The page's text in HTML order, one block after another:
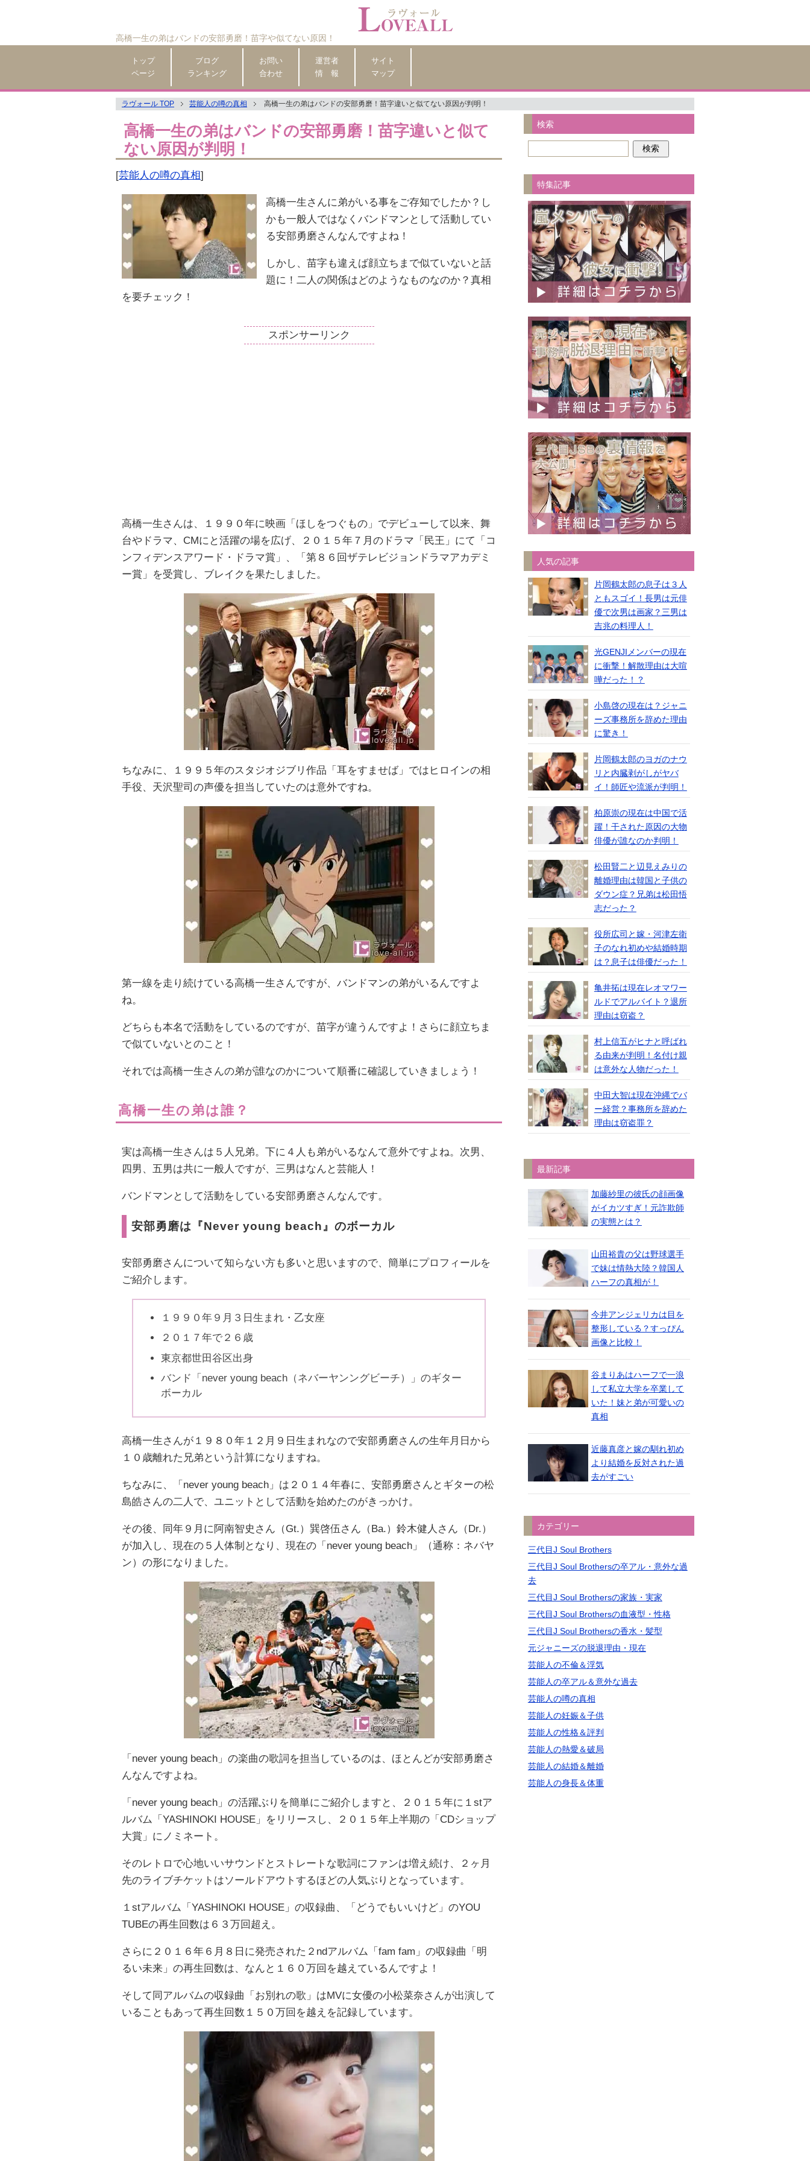
高橋一生の弟はバンドの安部勇磨！苗字や似てない原因！
トップ
ページ
ブログ
ランキング
お問い
合わせ
運営者
情 報
サイト
マップ
ラヴォール TOP 芸能人の噂の真相 高橋一生の弟はバンドの安部勇磨！苗字違いと似てない原因が判明！
高橋一生の弟はバンドの安部勇磨！苗字違いと似て
ない原因が判明！
[芸能人の噂の真相]
高橋一生さんに弟がいる事をご存知でしたか？し
かも一般人ではなくバンドマンとして活動してい
る安部勇磨さんなんですよね！
しかし、苗字も違えば顔立ちまで似ていないと話
題に！二人の関係はどのようなものなのか？真相
を要チェック！
スポンサーリンク
高橋一生さんは、１９９０年に映画「ほしをつぐもの」でデビューして以来、舞
台やドラマ、CMにと活躍の場を広げ、２０１５年７月のドラマ「民王」にて「コ
ンフィデンスアワード・ドラマ賞」、「第８６回ザテレビジョンドラマアカデミ
ー賞」を受賞し、ブレイクを果たしました。
ちなみに、１９９５年のスタジオジブリ作品「耳をすませば」ではヒロインの相
手役、天沢聖司の声優を担当していたのは意外ですね。
第一線を走り続けている高橋一生さんですが、バンドマンの弟がいるんですよ
ね。
どちらも本名で活動をしているのですが、苗字が違うんですよ！さらに顔立ちま
で似ていないとのこと！
それでは高橋一生さんの弟が誰なのかについて順番に確認していきましょう！
高橋一生の弟は誰？
実は高橋一生さんは５人兄弟。下に４人も弟がいるなんて意外ですよね。次男、
四男、五男は共に一般人ですが、三男はなんと芸能人！
バンドマンとして活動をしている安部勇磨さんなんです。
安部勇磨は『Never young beach』のボーカル
安部勇磨さんについて知らない方も多いと思いますので、簡単にプロフィールを
ご紹介します。
１９９０年９月３日生まれ・乙女座
２０１７年で２６歳
東京都世田谷区出身
バンド「never young beach（ネバーヤンングビーチ）」のギター
ボーカル
高橋一生さんが１９８０年１２月９日生まれなので安部勇磨さんの生年月日から
１０歳離れた兄弟という計算になりますね。
ちなみに、「never young beach」は２０１４年春に、安部勇磨さんとギターの松
島皓さんの二人で、ユニットとして活動を始めたのがきっかけ。
その後、同年９月に阿南智史さん（Gt.）巽啓伍さん（Ba.）鈴木健人さん（Dr.）
が加入し、現在の５人体制となり、現在の「never young beach」（通称：ネバヤ
ン）の形になりました。
「never young beach」の楽曲の歌詞を担当しているのは、ほとんどが安部勇磨さ
んなんですよね。
「never young beach」の活躍ぶりを簡単にご紹介しますと、２０１５年に１stア
ルバム「YASHINOKI HOUSE」をリリースし、２０１５年上半期の「CDショップ
大賞」にノミネート。
そのレトロで心地いいサウンドとストレートな歌詞にファンは増え続け、２ヶ月
先のライブチケットはソールドアウトするほどの人気ぶりとなっています。
１stアルバム「YASHINOKI HOUSE」の収録曲、「どうでもいいけど」のYOU
TUBEの再生回数は６３万回超え。
さらに２０１６年６月８日に発売された２ndアルバム「fam fam」の収録曲「明
るい未来」の再生回数は、なんと１６０万回を越えているんですよ！
そして同アルバムの収録曲「お別れの歌」はMVに女優の小松菜奈さんが出演して
いることもあって再生回数１５０万回を越えを記録しています。
検索
特集記事
人気の記事
片岡鶴太郎の息子は３人
ともスゴイ！長男は元俳
優で次男は画家？三男は
吉兆の料理人！
光GENJIメンバーの現在
に衝撃！解散理由は大喧
嘩だった！？
小島啓の現在は？ジャニ
ーズ事務所を辞めた理由
に驚き！
片岡鶴太郎のヨガのナウ
リと内臓剥がしがヤバ
イ！師匠や流派が判明！
柏原崇の現在は中国で活
躍！干された原因の大物
俳優が誰なのか判明！
松田賢二と辺見えみりの
離婚理由は韓国と子供の
ダウン症？兄弟は松田悟
志だった？
役所広司と嫁・河津左衛
子のなれ初めや結婚時期
は？息子は俳優だった！
亀井拓は現在レオマワー
ルドでアルバイト？退所
理由は窃盗？
村上信五がヒナと呼ばれ
る由来が判明！名付け親
は意外な人物だった！
中田大智は現在沖縄でバ
ー経営？事務所を辞めた
理由は窃盗罪？
最新記事
加藤紗里の彼氏の顔画像
がイカツすぎ！元詐欺師
の実態とは？
山田裕貴の父は野球選手
で妹は情熱大陸？韓国人
ハーフの真相が！
今井アンジェリカは目を
整形している？すっぴん
画像と比較！
谷まりあはハーフで一浪
して私立大学を卒業して
いた！妹と弟が可愛いの
真相
近藤真彦と嫁の馴れ初め
より結婚を反対された過
去がすごい
カテゴリー
三代目J Soul Brothers
三代目J Soul Brothersの卒アル・意外な過
去
三代目J Soul Brothersの家族・実家
三代目J Soul Brothersの血液型・性格
三代目J Soul Brothersの香水・髪型
元ジャニーズの脱退理由・現在
芸能人の不倫＆浮気
芸能人の卒アル＆意外な過去
芸能人の噂の真相
芸能人の妊娠＆子供
芸能人の性格＆評判
芸能人の熱愛＆破局
芸能人の結婚＆離婚
芸能人の身長＆体重